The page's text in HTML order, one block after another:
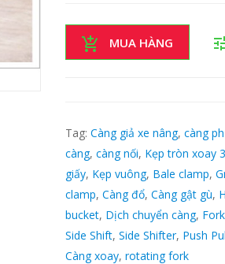
MUA HÀNG
Tag: Càng giả xe nâng, càng
càng, càng nối, Kẹp tròn xoay
giấy, Kẹp vuông, Bale clamp,
clamp, Càng đổ, Càng gật gù,
bucket, Dịch chuyển càng,
Side Shift, Side Shifter, Push
Càng xoay, rotating fork